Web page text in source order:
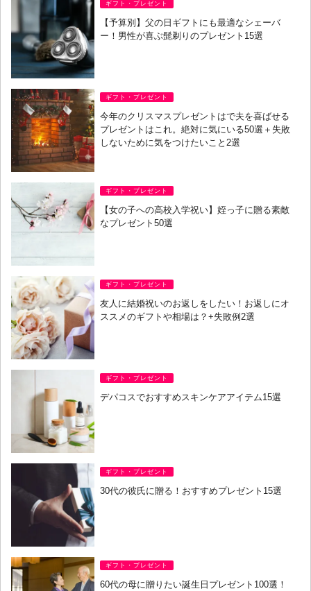
ギフト・プレゼント
【予算別】父の日ギフトにも最適なシェーバ
ー！男性が喜ぶ髭剃りのプレゼント15選
ギフト・プレゼント
今年のクリスマスプレゼントはで夫を喜ばせる
プレゼントはこれ。絶対に気にいる50選＋失敗
しないために気をつけたいこと2選
ギフト・プレゼント
【女の子への高校入学祝い】姪っ子に贈る素敵
なプレゼント50選
ギフト・プレゼント
友人に結婚祝いのお返しをしたい！お返しにオ
ススメのギフトや相場は？+失敗例2選
ギフト・プレゼント
デパコスでおすすめスキンケアアイテム15選
ギフト・プレゼント
30代の彼氏に贈る！おすすめプレゼント15選
ギフト・プレゼント
60代の母に贈りたい誕生日プレゼント100選！